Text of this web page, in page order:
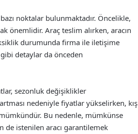
noktalar bulunmaktadır. Öncelikle,
önemlidir. Araç teslim alırken, aracın
durumunda firma ile iletişime
detaylar da önceden
sezonluk değişiklikler
nedeniyle fiyatlar yükselirken, kış
Bu nedenle, mümkünse
de istenilen aracı garantilemek